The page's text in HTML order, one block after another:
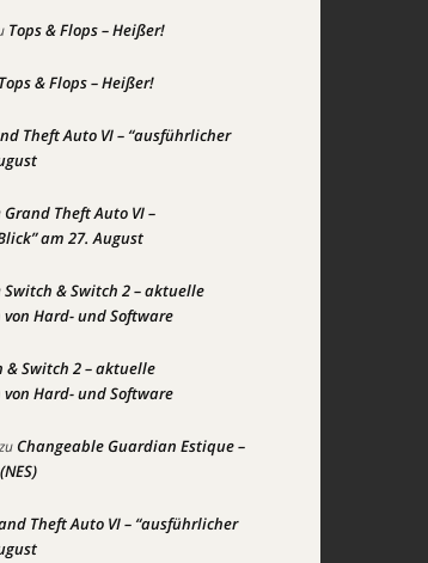
Tops & Flops – Heißer!
Tops & Flops – Heißer!
Theft Auto VI – “ausführlicher
Grand Theft Auto VI –
am 27. August
Switch & Switch 2 – aktuelle
Hard- und Software
& Switch 2 – aktuelle
Hard- und Software
zuChangeable Guardian Estique –
Theft Auto VI – “ausführlicher